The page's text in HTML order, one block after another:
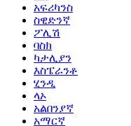
አፍሪካንስ
ስዊድንኛ
ፖሊሽ
ባስክ
ካታሊያን
እስፔራንቶ
ሂንዲ
ላኦ
አልበንያኛ
አማርኛ